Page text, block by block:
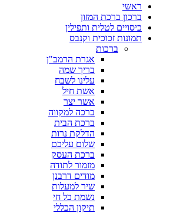
ראשי
ברכון ברכת המזון
כיסויים לטלית ותפילין
תמונות זכוכית וקנבס
ברכות
אגרת הרמב"ן
בריך שמה
עלינו לשבח
אשת חיל
אשר יצר
ברכה למקווה
ברכת הבית
הדלקת נרות
שלום עליכם
ברכת העסק
מזמור לתודה
מודים דרבנן
שיר למעלות
נשמת כל חי
תיקון הכללי